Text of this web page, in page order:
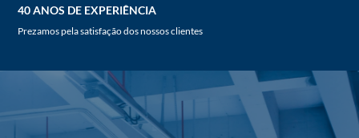
40 ANOS DE EXPERIÊNCIA
Prezamos pela satisfação dos nossos clientes